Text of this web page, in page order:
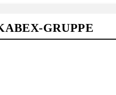
GRUPPE